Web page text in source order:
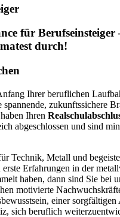
für Berufseinsteiger
durch!
Ihrer beruflichen
spannende, zukunftssichere
Ihren
abgeschlossen und sind
Technik, Metall und
Erfahrungen in der
haben, dann sind Sie bei
motivierte
einer sorgfältigen
sich beruflich